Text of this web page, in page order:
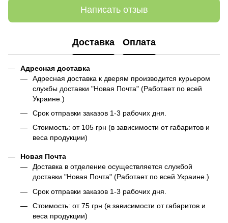
Написать отзыв
Доставка Оплата
Адресная доставка
Адресная доставка к дверям производится курьером
службы доставки "Новая Почта" (Работает по всей
Украине.)
Срок отправки заказов 1-3 рабочих дня.
Стоимость: от 105 грн (в зависимости от габаритов и
веса продукции)
Новая Почта
Доставка в отделение осуществляется службой
доставки "Новая Почта" (Работает по всей Украине.)
Срок отправки заказов 1-3 рабочих дня.
Стоимость: от 75 грн (в зависимости от габаритов и
веса продукции)